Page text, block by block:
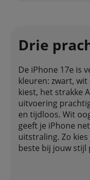
Drie
De iPhone 17e is
kleuren: zwart, wit
kiest, het strakke
uitvoering
en tijdloos. Wit
geeft je iPhone
uitstraling. Zo
beste bij jouw stijl